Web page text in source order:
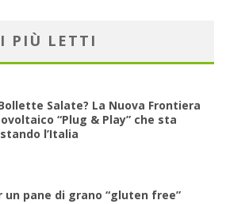
I PIÙ LETTI
Salate? La Nuova Frontiera
“Plug & Play” che sta
l’Italia
un pane di grano “gluten free”